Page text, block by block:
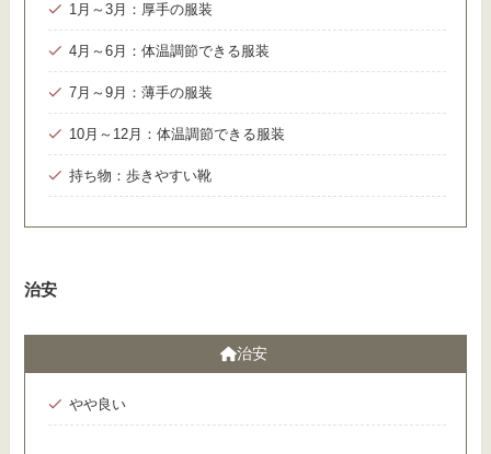
1月～3月：厚手の服装
4月～6月：体温調節できる服装
7月～9月：薄手の服装
10月～12月：体温調節できる服装
持ち物：歩きやすい靴
治安
治安
やや良い